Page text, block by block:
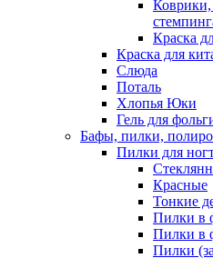
Краска
Краска для
Слюда
Поталь
Хлопья Юки
Гель для
Бафы, пилки,
Пилки для
Красные
Тонкие
Пилки в
Пилки в
Пилки